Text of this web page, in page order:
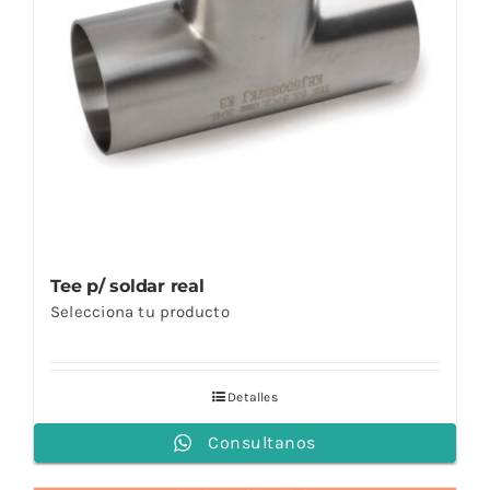
Tee p/ soldar real
Selecciona tu producto
Detalles
Consultanos